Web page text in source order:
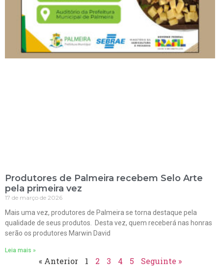
Produtores de Palmeira recebem Selo Arte
pela primeira vez
17 de março de 2026
Mais uma vez, produtores de Palmeira se torna destaque pela
qualidade de seus produtos. Desta vez, quem receberá nas honras
serão os produtores Marwin David
Leia mais »
« Anterior 1 2 3 4 5 Seguinte »